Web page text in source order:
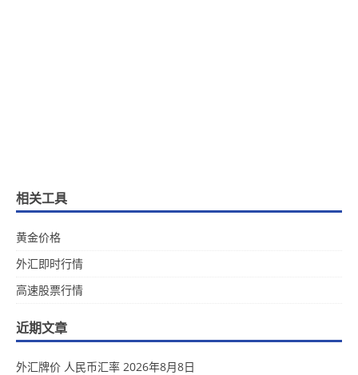
相关工具
黄金价格
外汇即时行情
高速股票行情
近期文章
外汇牌价 人民币汇率 2026年8月8日